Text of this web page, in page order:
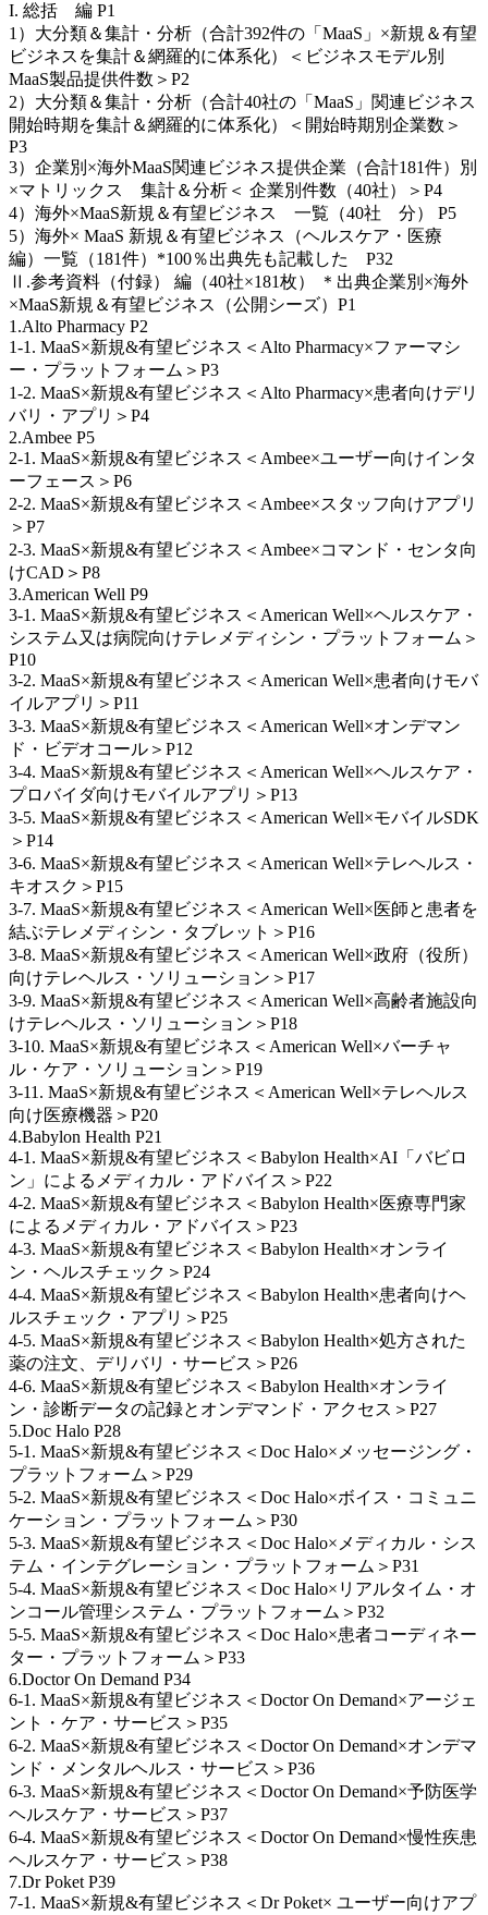
I. 総括 編 P1
1）大分類＆集計・分析（合計392件の「MaaS」×新規＆有望
ビジネスを集計＆網羅的に体系化）＜ビジネスモデル別
MaaS製品提供件数＞P2
2）大分類＆集計・分析（合計40社の「MaaS」関連ビジネス
開始時期を集計＆網羅的に体系化）＜開始時期別企業数＞
P3
3）企業別×海外MaaS関連ビジネス提供企業（合計181件）別
×マトリックス 集計＆分析＜ 企業別件数（40社）＞P4
4）海外×MaaS新規＆有望ビジネス 一覧（40社 分） P5
5）海外× MaaS 新規＆有望ビジネス（ヘルスケア・医療
編）一覧（181件）*100％出典先も記載した P32
Ⅱ.参考資料（付録） 編（40社×181枚） ＊出典企業別×海外
×MaaS新規＆有望ビジネス（公開シーズ）P1
1.Alto Pharmacy P2
1-1. MaaS×新規&有望ビジネス＜Alto Pharmacy×ファーマシ
ー・プラットフォーム＞P3
1-2. MaaS×新規&有望ビジネス＜Alto Pharmacy×患者向けデリ
バリ・アプリ＞P4
2.Ambee P5
2-1. MaaS×新規&有望ビジネス＜Ambee×ユーザー向けインタ
ーフェース＞P6
2-2. MaaS×新規&有望ビジネス＜Ambee×スタッフ向けアプリ
＞P7
2-3. MaaS×新規&有望ビジネス＜Ambee×コマンド・センタ向
けCAD＞P8
3.American Well P9
3-1. MaaS×新規&有望ビジネス＜American Well×ヘルスケア・
システム又は病院向けテレメディシン・プラットフォーム＞
P10
3-2. MaaS×新規&有望ビジネス＜American Well×患者向けモバ
イルアプリ＞P11
3-3. MaaS×新規&有望ビジネス＜American Well×オンデマン
ド・ビデオコール＞P12
3-4. MaaS×新規&有望ビジネス＜American Well×ヘルスケア・
プロバイダ向けモバイルアプリ＞P13
3-5. MaaS×新規&有望ビジネス＜American Well×モバイルSDK
＞P14
3-6. MaaS×新規&有望ビジネス＜American Well×テレヘルス・
キオスク＞P15
3-7. MaaS×新規&有望ビジネス＜American Well×医師と患者を
結ぶテレメディシン・タブレット＞P16
3-8. MaaS×新規&有望ビジネス＜American Well×政府（役所）
向けテレヘルス・ソリューション＞P17
3-9. MaaS×新規&有望ビジネス＜American Well×高齢者施設向
けテレヘルス・ソリューション＞P18
3-10. MaaS×新規&有望ビジネス＜American Well×バーチャ
ル・ケア・ソリューション＞P19
3-11. MaaS×新規&有望ビジネス＜American Well×テレヘルス
向け医療機器＞P20
4.Babylon Health P21
4-1. MaaS×新規&有望ビジネス＜Babylon Health×AI「バビロ
ン」によるメディカル・アドバイス＞P22
4-2. MaaS×新規&有望ビジネス＜Babylon Health×医療専門家
によるメディカル・アドバイス＞P23
4-3. MaaS×新規&有望ビジネス＜Babylon Health×オンライ
ン・ヘルスチェック＞P24
4-4. MaaS×新規&有望ビジネス＜Babylon Health×患者向けヘ
ルスチェック・アプリ＞P25
4-5. MaaS×新規&有望ビジネス＜Babylon Health×処方された
薬の注文、デリバリ・サービス＞P26
4-6. MaaS×新規&有望ビジネス＜Babylon Health×オンライ
ン・診断データの記録とオンデマンド・アクセス＞P27
5.Doc Halo P28
5-1. MaaS×新規&有望ビジネス＜Doc Halo×メッセージング・
プラットフォーム＞P29
5-2. MaaS×新規&有望ビジネス＜Doc Halo×ボイス・コミュニ
ケーション・プラットフォーム＞P30
5-3. MaaS×新規&有望ビジネス＜Doc Halo×メディカル・シス
テム・インテグレーション・プラットフォーム＞P31
5-4. MaaS×新規&有望ビジネス＜Doc Halo×リアルタイム・オ
ンコール管理システム・プラットフォーム＞P32
5-5. MaaS×新規&有望ビジネス＜Doc Halo×患者コーディネー
ター・プラットフォーム＞P33
6.Doctor On Demand P34
6-1. MaaS×新規&有望ビジネス＜Doctor On Demand×アージェ
ント・ケア・サービス＞P35
6-2. MaaS×新規&有望ビジネス＜Doctor On Demand×オンデマ
ンド・メンタルヘルス・サービス＞P36
6-3. MaaS×新規&有望ビジネス＜Doctor On Demand×予防医学
ヘルスケア・サービス＞P37
6-4. MaaS×新規&有望ビジネス＜Doctor On Demand×慢性疾患
ヘルスケア・サービス＞P38
7.Dr Poket P39
7-1. MaaS×新規&有望ビジネス＜Dr Poket× ユーザー向けアプ